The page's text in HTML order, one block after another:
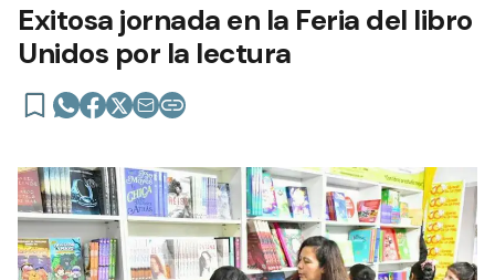
Exitosa jornada en la Feria del libro
Unidos por la lectura